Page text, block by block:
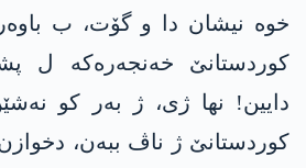
خوە نیشان دا و گۆت، ب
کوردستانێ خەنجەرەکە ل
دایین! نھا ژی، ژ بەر کو
کوردستانێ ژ ناڤ ببەن،